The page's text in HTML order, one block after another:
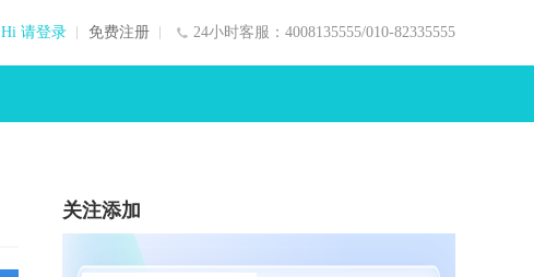
24小时客服：4008135555/010-82335555
Hi 请登录 免费注册
关注添加